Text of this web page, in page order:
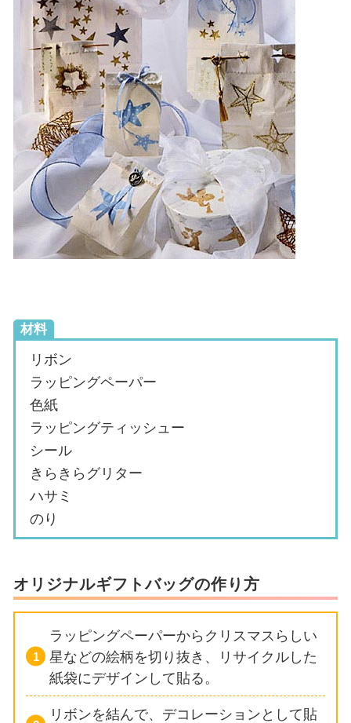
材料
リボン
ラッピングペーパー
色紙
ラッピングティッシュー
シール
きらきらグリター
ハサミ
のり
オリジナルギフトバッグの作り方
ラッピングペーパーからクリスマスらしい
星などの絵柄を切り抜き、リサイクルした
紙袋にデザインして貼る。
リボンを結んで、デコレーションとして貼